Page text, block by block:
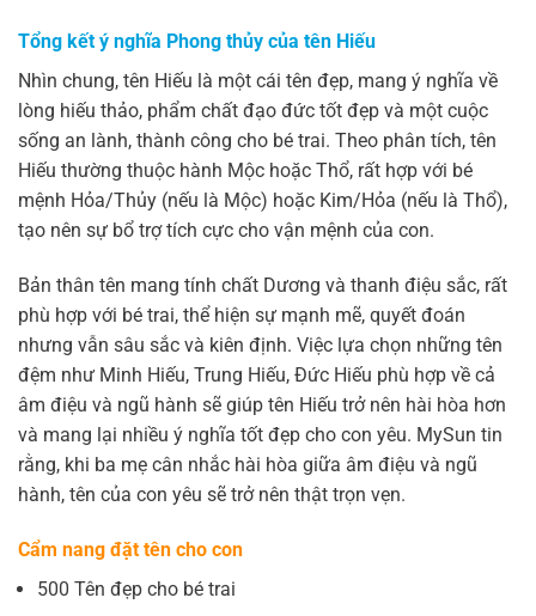
Tổng kết ý nghĩa Phong thủy của tên Hiếu
Nhìn chung, tên Hiếu là một cái tên đẹp, mang ý nghĩa về
lòng hiếu thảo, phẩm chất đạo đức tốt đẹp và một cuộc
sống an lành, thành công cho bé trai. Theo phân tích, tên
Hiếu thường thuộc hành Mộc hoặc Thổ, rất hợp với bé
mệnh Hỏa/Thủy (nếu là Mộc) hoặc Kim/Hỏa (nếu là Thổ),
tạo nên sự bổ trợ tích cực cho vận mệnh của con.
Bản thân tên mang tính chất Dương và thanh điệu sắc, rất
phù hợp với bé trai, thể hiện sự mạnh mẽ, quyết đoán
nhưng vẫn sâu sắc và kiên định. Việc lựa chọn những tên
đệm như Minh Hiếu, Trung Hiếu, Đức Hiếu phù hợp về cả
âm điệu và ngũ hành sẽ giúp tên Hiếu trở nên hài hòa hơn
và mang lại nhiều ý nghĩa tốt đẹp cho con yêu. MySun tin
rằng, khi ba mẹ cân nhắc hài hòa giữa âm điệu và ngũ
hành, tên của con yêu sẽ trở nên thật trọn vẹn.
Cẩm nang đặt tên cho con
500 Tên đẹp cho bé trai